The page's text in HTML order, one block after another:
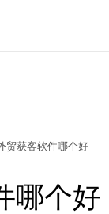
贸获客软件哪个好
哪个好